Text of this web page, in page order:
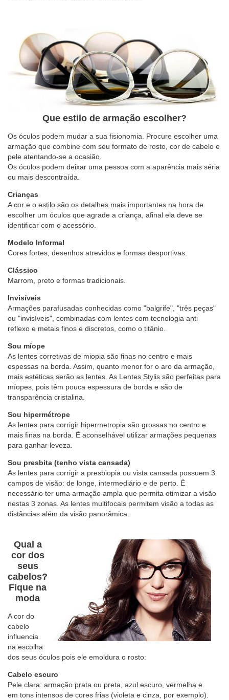
Que estilo de armação escolher?
Os óculos podem mudar a sua fisionomia. Procure escolher uma
armação que combine com seu formato de rosto, cor de cabelo e
pele atentando-se a ocasião.
Os óculos podem deixar uma pessoa com a aparência mais séria
ou mais descontraída.
Crianças
A cor e o estilo são os detalhes mais importantes na hora de
escolher um óculos que agrade a criança, afinal ela deve se
identificar com o acessório.
Modelo Informal
Cores fortes, desenhos atrevidos e formas desportivas.
Clássico
Marrom, preto e formas tradicionais.
Invisíveis
Armações parafusadas conhecidas como "balgrife", "três peças"
ou "invisíveis", combinadas com lentes com tecnologia anti
reflexo e metais finos e discretos, como o titânio.
Sou míope
As lentes corretivas de miopia são finas no centro e mais
espessas na borda. Assim, quanto menor for o aro da armação,
mais estéticas serão as lentes. As Lentes Stylis são perfeitas para
míopes, pois têm pouca espessura de borda e são de
transparência cristalina.
Sou hipermétrope
As lentes para corrigir hipermetropia são grossas no centro e
mais finas na borda. É aconselhável utilizar armações pequenas
para ganhar leveza.
Sou presbita (tenho vista cansada)
As lentes para corrigir a presbiopia ou vista cansada possuem 3
campos de visão: de longe, intermediário e de perto. É
necessário ter uma armação ampla que permita otimizar a visão
nestas 3 zonas. As lentes multifocais permitem visão a todas as
distâncias além da visão panorâmica.
Qual a
cor dos
seus
cabelos?
Fique na
moda
A cor do
cabelo
influencia
na escolha
dos seus óculos pois ele emoldura o rosto:
Cabelo escuro
Pele clara: armação prata ou preta, azul escuro, vermelha e
em tons intensos de cores frias (violeta e cinza, por exemplo).